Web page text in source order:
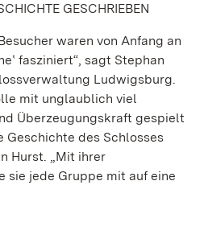
GESCHRIEBEN
waren von Anfang an
fasziniert“, sagt Stephan
Ludwigsburg.
mit unglaublich viel
Überzeugungskraft gespielt
Geschichte des Schlosses
Hurst. „Mit ihrer
sie jede Gruppe mit auf eine